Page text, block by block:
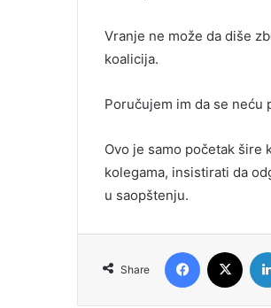
Vranje ne može da diše
koalicija.
Poručujem im da se neću
Ovo je samo početak šire
kolegama, insistirati da
u saopštenju.
Share
Facebook